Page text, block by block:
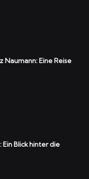
Naumann: Eine Reise
Ein Blick hinter die